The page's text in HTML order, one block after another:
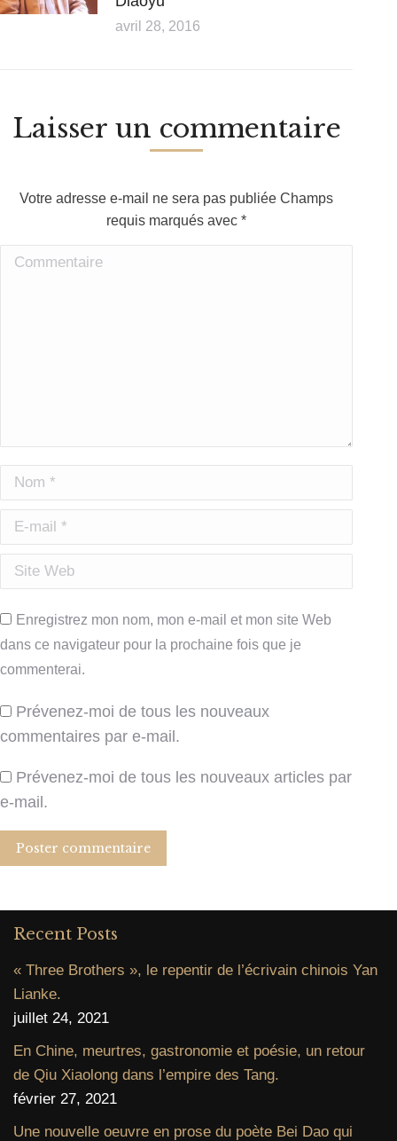
avril 28, 2016
Laisser un commentaire
Votre adresse e-mail ne sera pas publiée Champs
requis marqués avec *
Commentaire
Nom *
E-mail *
Site Web
Enregistrez mon nom, mon e-mail et mon site Web
dans ce navigateur pour la prochaine fois que je
commenterai.
Prévenez-moi de tous les nouveaux
commentaires par e-mail.
Prévenez-moi de tous les nouveaux articles par
e-mail.
Poster commentaire
Recent Posts
« Three Brothers », le repentir de l’écrivain chinois Yan
Lianke.
juillet 24, 2021
En Chine, meurtres, gastronomie et poésie, un retour
de Qiu Xiaolong dans l’empire des Tang.
février 27, 2021
Une nouvelle oeuvre en prose du poète Bei Dao qui